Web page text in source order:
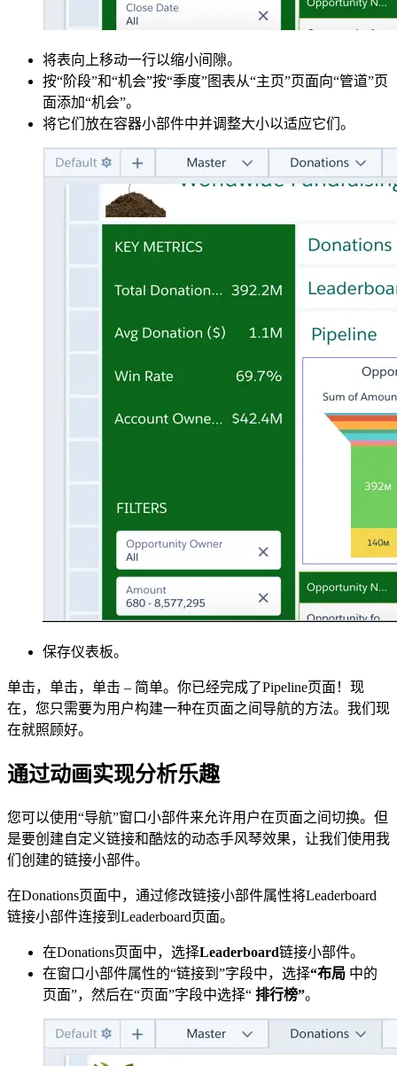
将表向上移动一行以缩小间隙。
按“阶段”和“机会”按“季度”图表从“主页”页面向“管道”页
面添加“机会”。
将它们放在容器小部件中并调整大小以适应它们。
保存仪表板。
单击，单击，单击 – 简单。你已经完成了Pipeline页面！现
在，您只需要为用户构建一种在页面之间导航的方法。我们现
在就照顾好。
通过动画实现分析乐趣
您可以使用“导航”窗口小部件来允许用户在页面之间切换。但
是要创建自定义链接和酷炫的动态手风琴效果，让我们使用我
们创建的链接小部件。
在Donations页面中，通过修改链接小部件属性将Leaderboard
链接小部件连接到Leaderboard页面。
在Donations页面中，选择Leaderboard链接小部件。
在窗口小部件属性的“链接到”字段中，选择“布局 中的
页面”，然后在“页面”字段中选择“ 排行榜”。